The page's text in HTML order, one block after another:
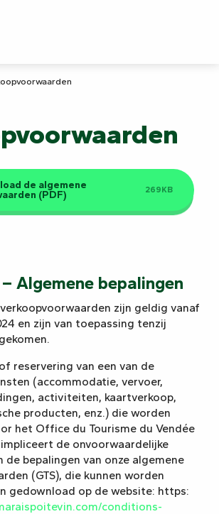
de algemene
(PDF) 269KB
– Algemene bepalingen
zijn geldig vanaf
en zijn van toepassing tenzij
reservering van een van de
(accommodatie, vervoer,
activiteiten, kaartverkoop,
producten, enz.) die worden
het Office du Tourisme du Vendée
de onvoorwaardelijke
de bepalingen van onze algemene
(GTS), die kunnen worden
gedownload op de website: https:
conditions-